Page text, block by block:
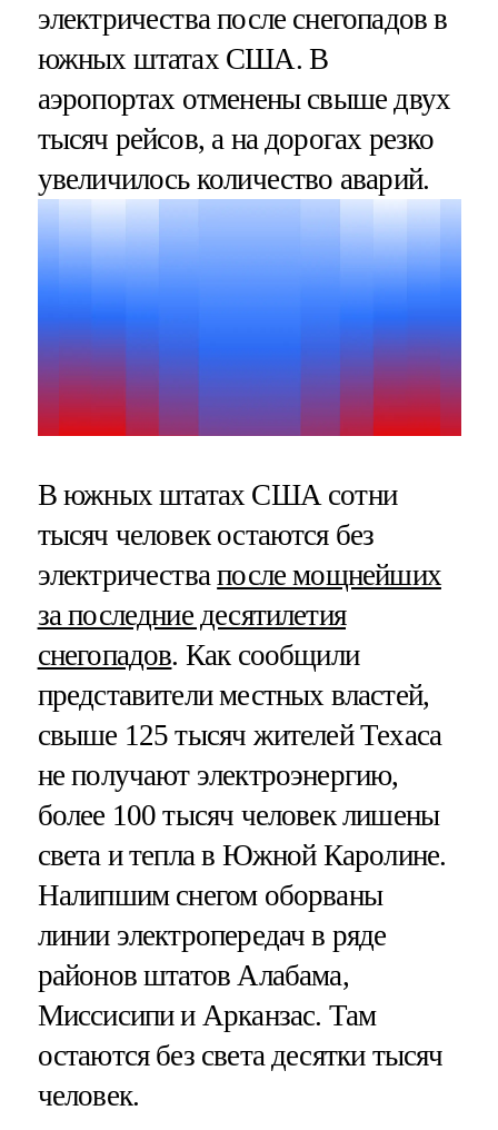
электричества после снегопадов в
южных штатах США. В
аэропортах отменены свыше двух
тысяч рейсов, а на дорогах резко
увеличилось количество аварий.
В южных штатах США сотни
тысяч человек остаются без
электричествапосле мощнейших
за последние десятилетия
снегопадов. Как сообщили
представители местных властей,
свыше 125 тысяч жителей Техаса
не получают электроэнергию,
более 100 тысяч человек лишены
света и тепла в Южной Каролине.
Налипшим снегом оборваны
линии электропередач в ряде
районов штатов Алабама,
Миссисипи и Арканзас. Там
остаются без света десятки тысяч
человек.